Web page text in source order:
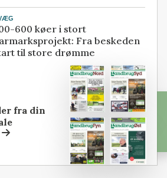
600 køer i stort
Fra beskeden
til store drømme
fra din